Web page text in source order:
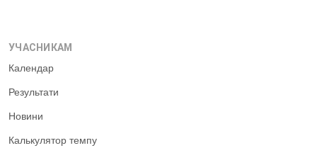
УЧАСНИКАМ
Календар
Результати
Новини
Калькулятор темпу